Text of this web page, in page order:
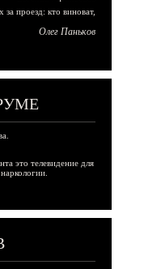
проезд: кто виноват,
Олег Паньков
это телевидение для